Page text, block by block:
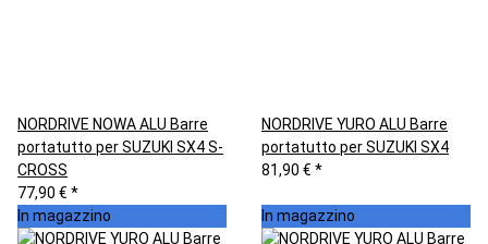
NORDRIVE NOWA ALU Barre
portatutto per SUZUKI SX4 S-
CROSS
77,90 € *
NORDRIVE YURO ALU Barre
portatutto per SUZUKI SX4
81,90 € *
In magazzino In magazzino